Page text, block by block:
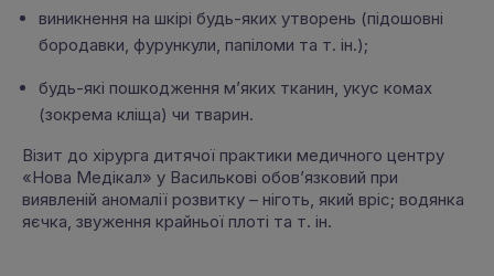
виникнення на шкірі будь-яких утворень (підошовні
бородавки, фурункули, папіломи та т. ін.);
будь-які пошкодження м’яких тканин, укус комах
(зокрема кліща) чи тварин.
Візит до хірурга дитячої практики медичного центру
«Нова Медікал» у Василькові обов’язковий при
виявленій аномалії розвитку – ніготь, який вріс; водянка
яєчка, звуження крайньої плоті та т. ін.